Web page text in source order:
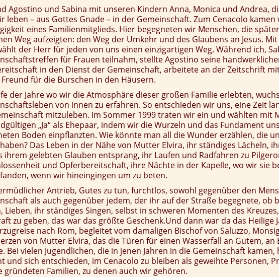
Agostino und Sabina mit unseren Kindern Anna, Monica und Andrea,
leben – aus Gottes Gnade – in der Gemeinschaft. Zum Cenacolo
eines Familienmitglieds. Hier begegneten wir Menschen, die
Weg aufzeigten: den Weg der Umkehr und des Glaubens an Jesus.
der Herr für jeden von uns einen einzigartigen Weg. Während ich,
für Frauen teilnahm, stellte Agostino seine
in den Dienst der Gemeinschaft, arbeitete an der Zeitschrift
für die Burschen in den Häusern.
der Jahre wo wir die Atmosphäre dieser großen Familie erlebten,
von innen zu erfahren. So entschieden wir uns, eine Zeit
mitzuleben. Im Sommer 1999 traten wir ein und wählten mit
„Ja“ als Ehepaar, indem wir die Wurzeln und das Fundament
Boden einpflanzten. Wie könnte man all die Wunder erzählen, die
Das Leben in der Nähe von Mutter Elvira, ihr ständiges Lächeln,
ihrem gelebten Glauben entsprang, ihr Laufen und Radfahren zu
und Opferbereitschaft, ihre Nächte in der Kapelle, wo wir sie
wenn wir hineingingen um zu beten.
Antrieb, Gutes zu tun, furchtlos, sowohl gegenüber den
als auch gegenüber jedem, der ihr auf der Straße begegnete,
Lieben, ihr ständiges Singen, selbst in schweren Momenten des
zu geben, das war das größte Geschenk.Und dann war da das Heilige
nach Rom, begleitet vom damaligen Bischof von Saluzzo,
von Mutter Elvira, das die Türen für einen Wasserfall an Gutem,
Bei vielen Jugendlichen, die in jenen Jahren in die Gemeinschaft
und sich entschieden, im Cenacolo zu bleiben als geweihte Personen,
gründeten Familien, zu denen auch wir gehören.